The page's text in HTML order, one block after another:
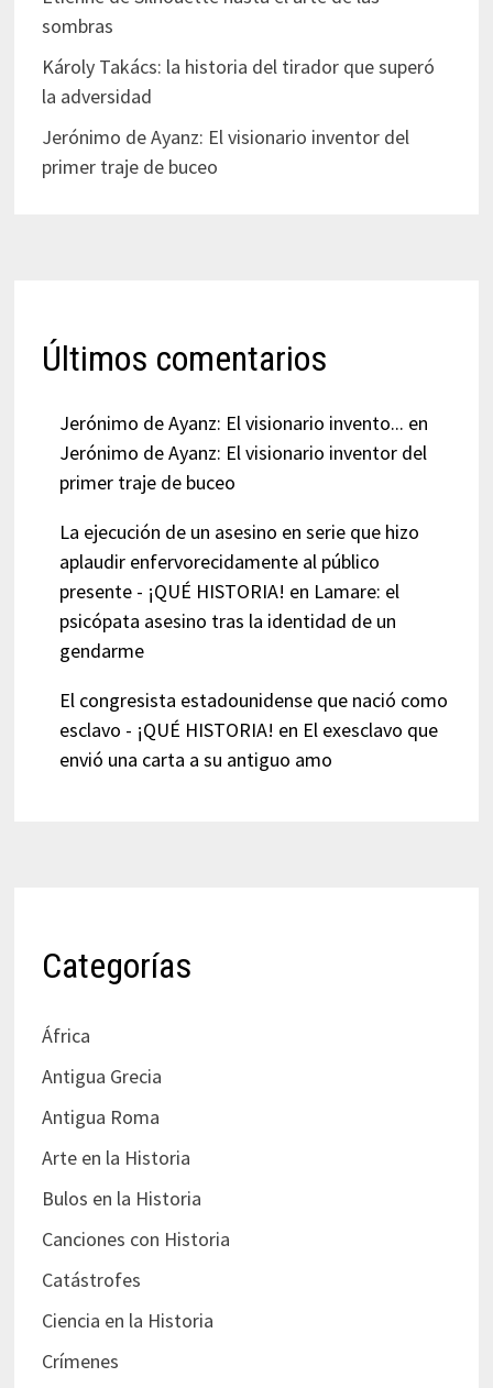
sombras
Károly Takács: la historia del tirador que superó
la adversidad
Jerónimo de Ayanz: El visionario inventor del
primer traje de buceo
Últimos comentarios
Jerónimo de Ayanz: El visionario invento... en
Jerónimo de Ayanz: El visionario inventor del
primer traje de buceo
La ejecución de un asesino en serie que hizo
aplaudir enfervorecidamente al público
presente - ¡QUÉ HISTORIA! en Lamare: el
psicópata asesino tras la identidad de un
gendarme
El congresista estadounidense que nació como
esclavo - ¡QUÉ HISTORIA! en El exesclavo que
envió una carta a su antiguo amo
Categorías
África
Antigua Grecia
Antigua Roma
Arte en la Historia
Bulos en la Historia
Canciones con Historia
Catástrofes
Ciencia en la Historia
Crímenes